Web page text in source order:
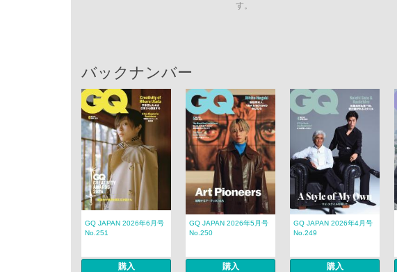
す。
バックナンバー
GQ JAPAN 2026年6月号
No.251
購入
GQ JAPAN 2026年5月号
No.250
購入
GQ JAPAN 2026年4月号
No.249
購入